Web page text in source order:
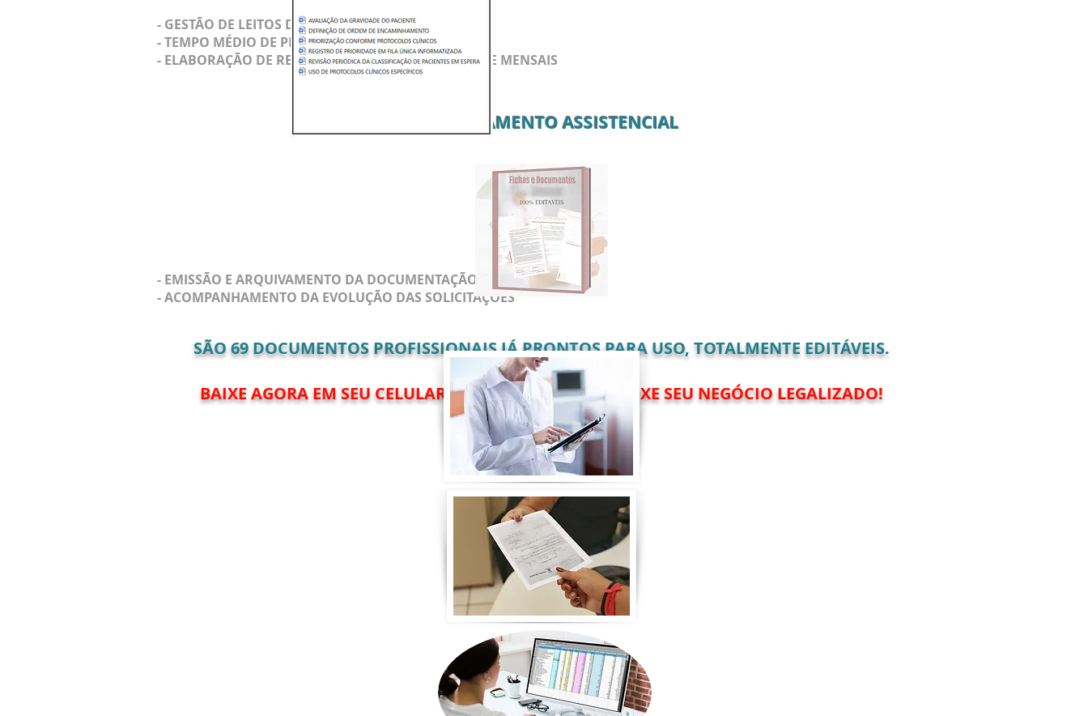
- GESTÃO DE LEITOS DE ISOLAMENTO
- TEMPO MÉDIO DE PERMANÊNCIA
- ELABORAÇÃO DE RELATÓRIOS DIÁRIOS, SEMANAIS E MENSAIS
MONITORAMENTO ASSISTENCIAL
- EMISSÃO E ARQUIVAMENTO DA DOCUMENTAÇÃO NECESSÁRIA
- ACOMPANHAMENTO DA EVOLUÇÃO DAS SOLICITAÇÕES
SÃO69DOCUMENTOS PROFISSIONAIS JÁ PRONTOS PARA USO, TOTALMENTE EDITÁVEIS.
BAIXE AGORA EM SEU CELULAR OU COMPUTADOR E DEIXE SEU NEGÓCIO LEGALIZADO!